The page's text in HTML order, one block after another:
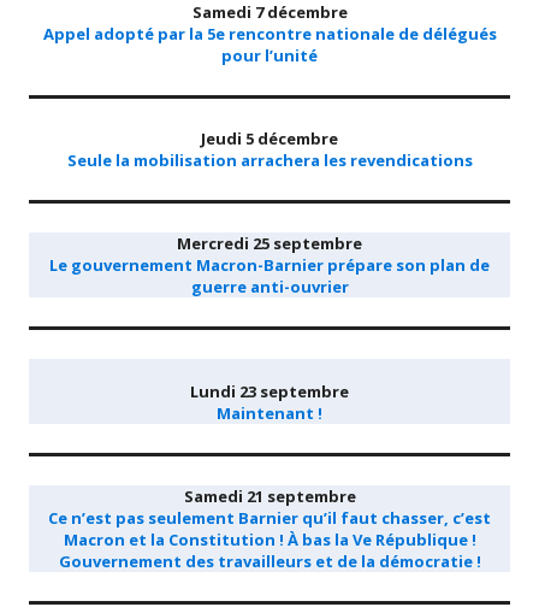
Samedi 7 décembre
Appel adopté par la 5e rencontre nationale de délégués
pour l’unité
Jeudi 5 décembre
Seule la mobilisation arrachera les revendications
Mercredi 25 septembre
Le gouvernement Macron-Barnier prépare son plan de
guerre anti-ouvrier
Lundi 23 septembre
Maintenant !
Samedi 21 septembre
Ce n’est pas seulement Barnier qu’il faut chasser, c’est
Macron et la Constitution ! À bas la Ve République !
Gouvernement des travailleurs et de la démocratie !